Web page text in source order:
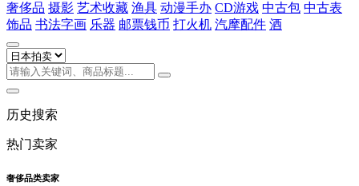
奢侈品 摄影 艺术收藏 渔具 动漫手办 CD游戏 中古包 中古表
饰品 书法字画 乐器 邮票钱币 打火机 汽摩配件 酒
历史搜索
热门卖家
奢侈品类卖家